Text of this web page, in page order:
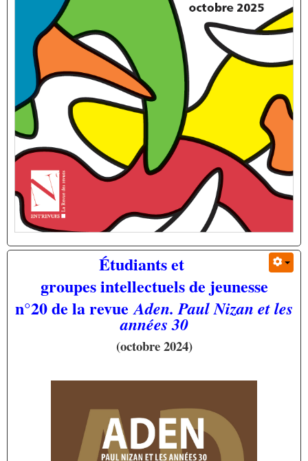
Étudiants et
groupes intellectuels de jeunesse
n°20 de la revueAden. Paul Nizan et les
années 30
(octobre 2024)